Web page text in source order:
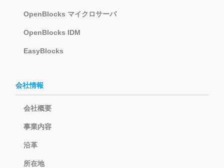
OpenBlocks マイクロサーバ
OpenBlocks IDM
EasyBlocks
会社情報
会社概要
事業内容
沿革
所在地